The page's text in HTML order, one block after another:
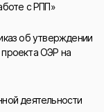
с РПП»
об утверждении
ОЭР на
деятельности